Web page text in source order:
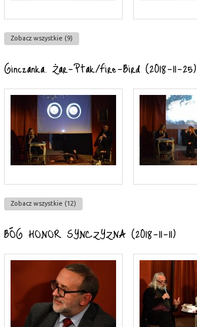
Zobacz wszystkie (9)
Ginczanka. Żar–Ptak/Fire-Bird (2018-11-25)
Zobacz wszystkie (12)
BÓG HONOR SYNCZYZNA (2018-11-11)